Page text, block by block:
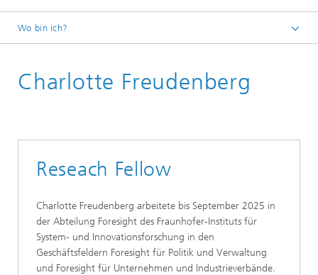
Wo bin ich?
Abteilungen
Charlotte Freudenberg
Reseach Fellow
Charlotte Freudenberg arbeitete bis September 2025 in
der Abteilung Foresight des Fraunhofer-Instituts für
System- und Innovationsforschung in den
Geschäftsfeldern Foresight für Politik und Verwaltung
und Foresight für Unternehmen und Industrieverbände.